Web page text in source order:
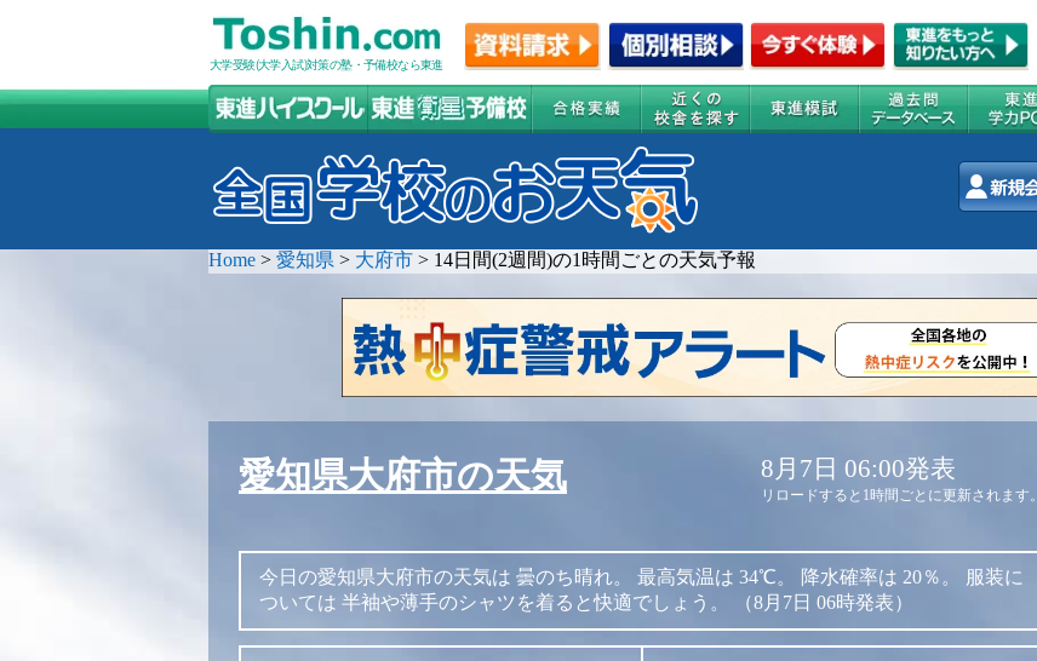
大学受験(大学入試)対策の塾・予備校なら東進
Home > 愛知県 > 大府市 > 14日間(2週間)の1時間ごとの天気予報
愛知県大府市の天気 8月7日 06:00発表
リロードすると1時間ごとに更新されます。
今日の愛知県大府市の天気は 曇のち晴れ。 最高気温は 34℃。 降水確率は 20％。
服装に
ついては 半袖や薄手のシャツを着ると快適でしょう。 （8月7日 06時発表）